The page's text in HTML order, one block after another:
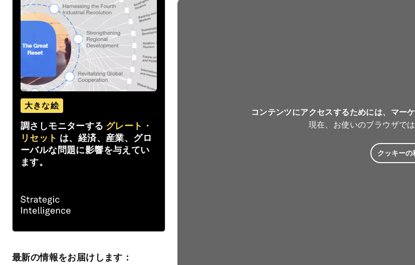
大きな絵
調さしモニターする グレート・
リセット は、経済、産業、グロ
ーバルな問題に影響を与えてい
ます。
最新の情報をお届けします：
コンテンツにアクセスするためには、マー
現在、お使いのブラウザで
クッキーの